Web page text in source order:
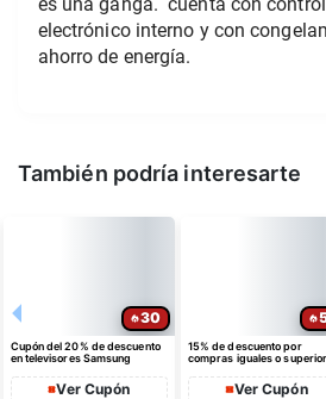
electrónico interno y con
ahorro de energía.
También podría interesarte
30
Cupón del 20% de descuento
en televisores Samsung
Ver Cupón
15% de descuento por
compras iguales o
de dto
Ver Cupón